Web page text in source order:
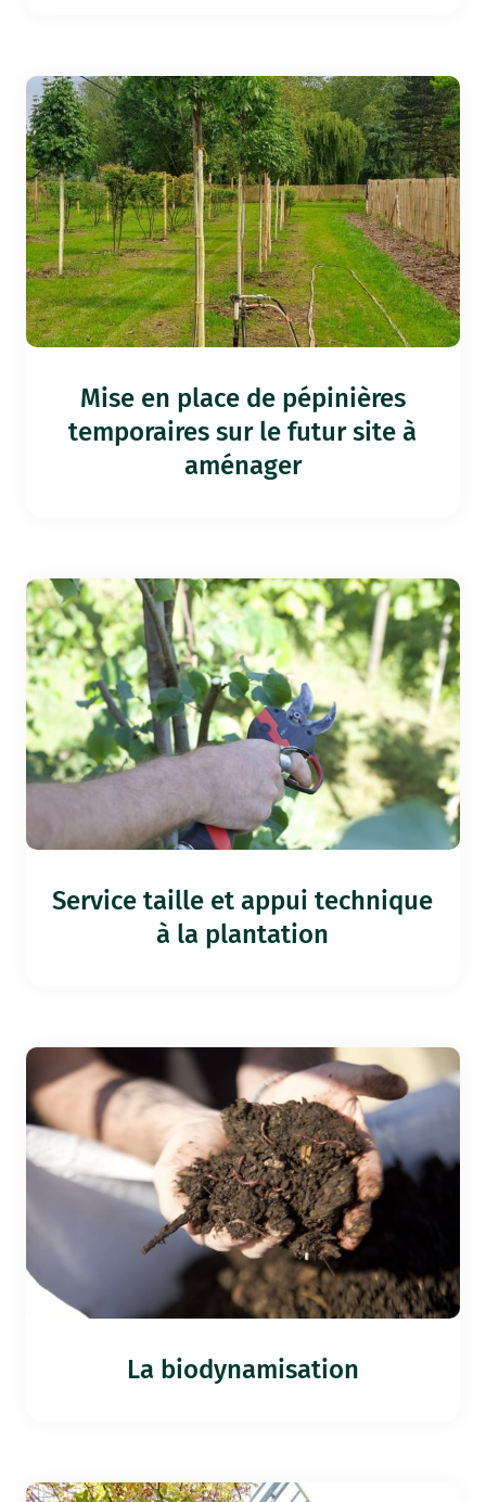
Mise en place de pépinières
temporaires sur le futur site à
aménager
Service taille et appui technique
à la plantation
La biodynamisation